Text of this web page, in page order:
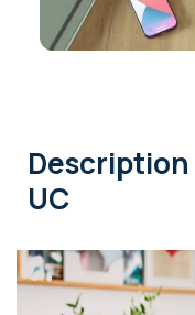
Description
UC